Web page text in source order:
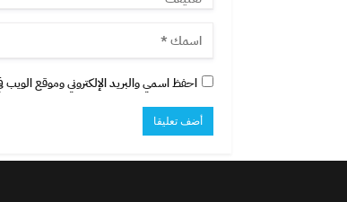
احفظ اسمي والبريد الإلكتروني وموقع الويب